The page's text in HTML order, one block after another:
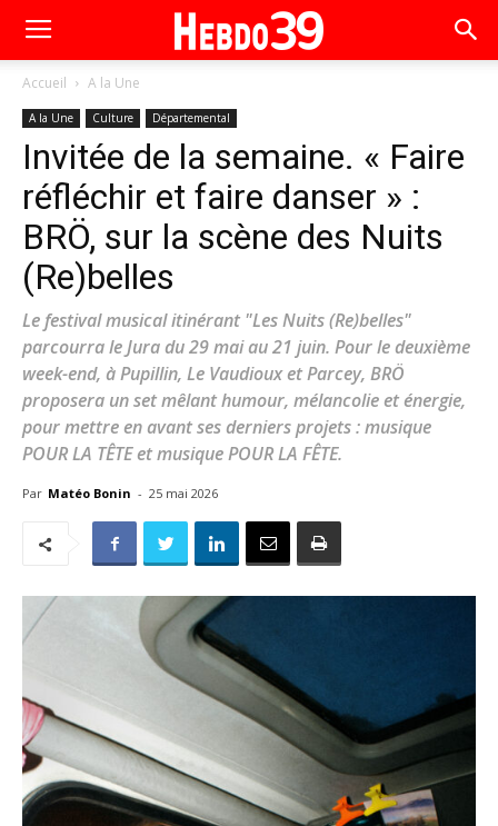
Accueil A la Une
A la Une Culture Départemental
Invitée de la semaine. « Faire
réfléchir et faire danser » :
BRÖ, sur la scène des Nuits
(Re)belles
Le festival musical itinérant "Les Nuits (Re)belles"
parcourra le Jura du 29 mai au 21 juin. Pour le deuxième
week-end, à Pupillin, Le Vaudioux et Parcey, BRÖ
proposera un set mêlant humour, mélancolie et énergie,
pour mettre en avant ses derniers projets : musique
POUR LA TÊTE et musique POUR LA FÊTE.
Par Matéo Bonin - 25 mai 2026